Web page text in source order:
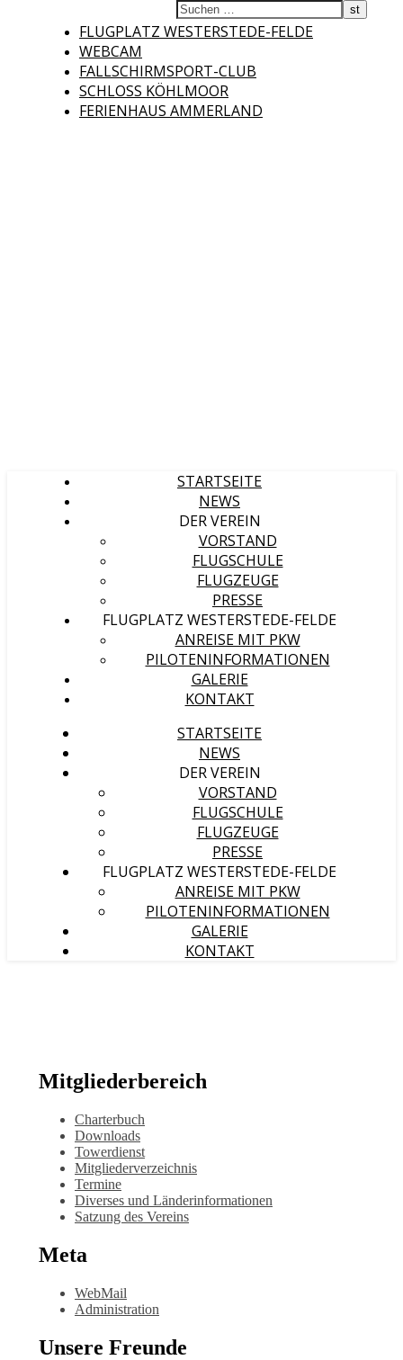
FLUGPLATZ WESTERSTEDE-FELDE
WEBCAM
FALLSCHIRMSPORT-CLUB
SCHLOSS KÖHLMOOR
FERIENHAUS AMMERLAND
Fliegerclub
STARTSEITE
NEWS
DER VEREIN
VORSTAND
FLUGSCHULE
FLUGZEUGE
PRESSE
FLUGPLATZ WESTERSTEDE-FELDE
ANREISE MIT PKW
PILOTENINFORMATIONEN
GALERIE
KONTAKT
STARTSEITE
NEWS
DER VEREIN
VORSTAND
FLUGSCHULE
FLUGZEUGE
PRESSE
FLUGPLATZ WESTERSTEDE-FELDE
ANREISE MIT PKW
PILOTENINFORMATIONEN
GALERIE
KONTAKT
Mitgliederbereich
Charterbuch
Downloads
Towerdienst
Mitgliederverzeichnis
Termine
Diverses und Länderinformationen
Satzung des Vereins
Meta
WebMail
Administration
Unsere Freunde